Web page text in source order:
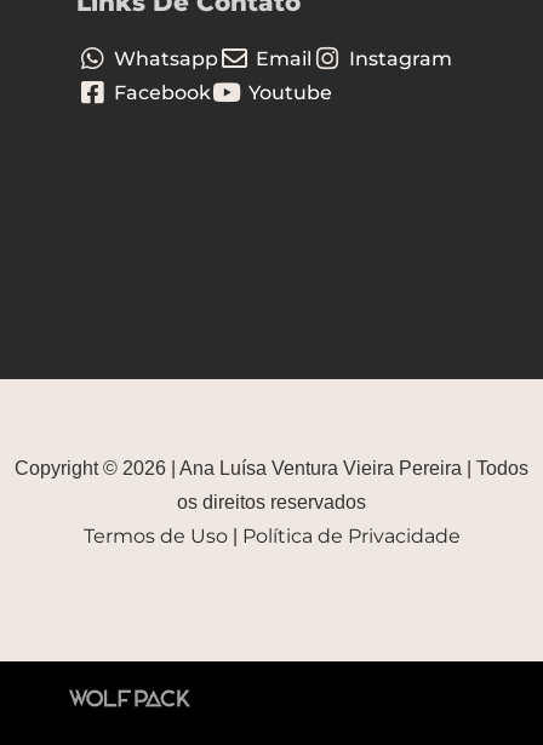
Whatsapp Email
Instagram
Facebook
Youtube
Copyright © 2026 | Ana Luísa Ventura Vieira Pereira | Todos
os direitos reservados
Termos de Uso| Política de Privacidade